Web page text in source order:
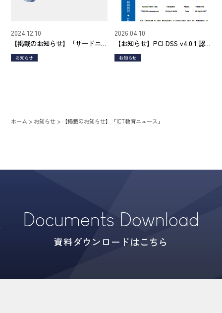
【掲載のお知らせ】「サードニ
ュース」
2024.12.10
お知らせ
【お知らせ】PCI DSS v4.0.1 認
証取得のご報告
2026.04.10
お知らせ
ホーム > お知らせ > 【掲載のお知らせ】「ICT教育ニュース」
Documents Download
資料ダウンロードはこちら